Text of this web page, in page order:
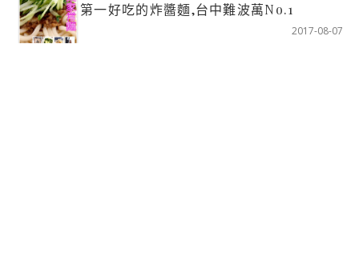
第一好吃的炸醬麵,台中難波萬No.1
2017-08-07